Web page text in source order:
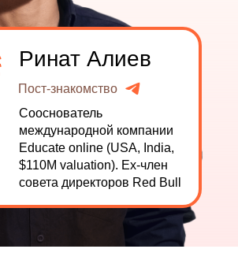
Ринат Алиев
Пост-знакомство
Пост-знакомство
Сооснователь
международной компании
Educate online (USA, India,
$110M valuation). Ex-член
совета директоров Red Bull